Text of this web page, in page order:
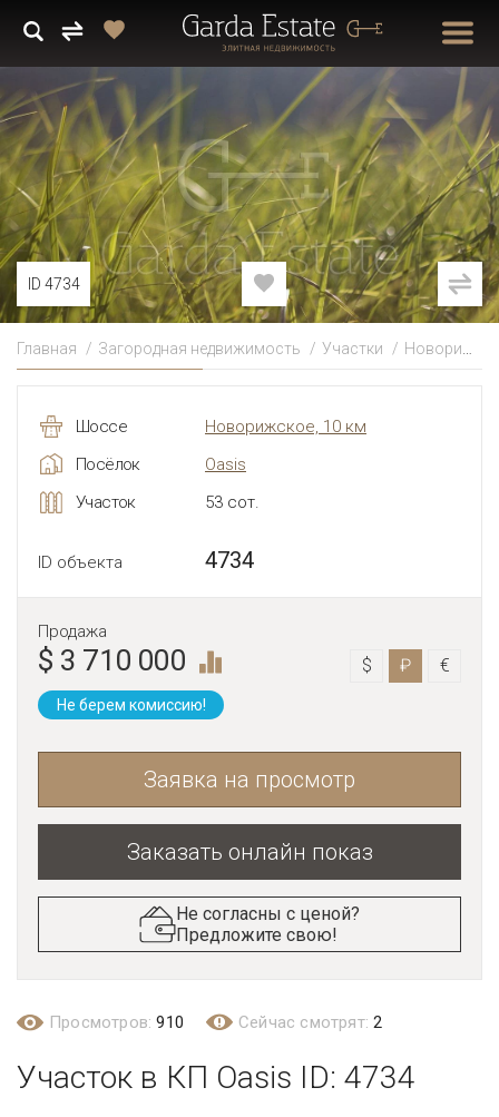
ID 4734
Главная Загородная недвижимость Участки Новорижское
Шоссе
Новорижское, 10 км
Посёлок
Oasis
Участок
53 сот.
ID объекта 4734
Продажа
$ 3 710 000 $ ₽ €
Не берем комиссию!
Заявка на просмотр
Заказать онлайн показ
Не согласны с ценой?
Предложите свою!
Просмотров:910 Сейчас смотрят:2
Участок в КП Oasis ID: 4734